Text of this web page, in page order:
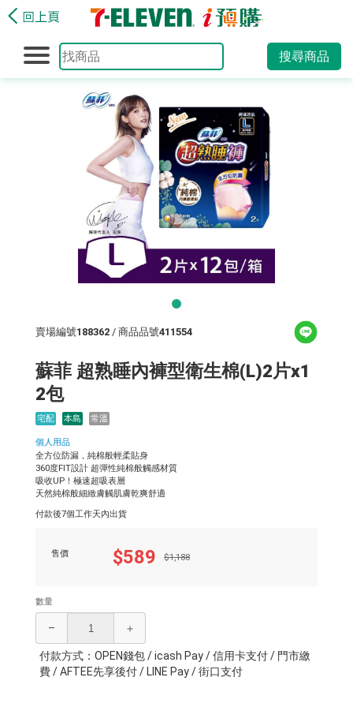
搜尋商品
賣場編號188362 / 商品品號411554
蘇菲 超熟睡內褲型衛生棉(L)2片x1
2包
宅配 本島 常溫
個人用品
全方位防漏，純棉般輕柔貼身
360度FIT設計 超彈性純棉般觸感材質
吸收UP！極速超吸表層
天然純棉般細緻膚觸肌膚乾爽舒適
付款後7個工作天內出貨
售價 $589 $1,188
數量
– ＋
付款方式：OPEN錢包 / icash Pay / 信用卡支付 / 門市繳
費 / AFTEE先享後付 / LINE Pay / 街口支付